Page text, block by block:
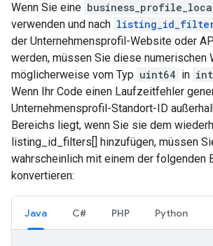
Wenn Sie eine
verwenden und nach
der Unternehmensprofil-Website oder
werden, müssen Sie diese numerischen
möglicherweise vom Typ uint64 in
Wenn Ihr Code einen Laufzeitfehler
Unternehmensprofil-Standort-ID
Bereichs liegt, wenn Sie sie dem
listing_id_filters[] hinzufügen, müssen
wahrscheinlich mit einem der folgenden
konvertieren:
Java C# PHP Python